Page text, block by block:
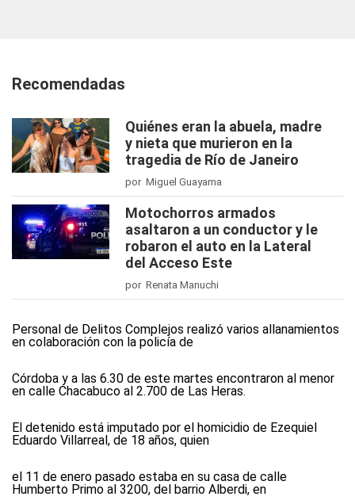
Recomendadas
Quiénes eran la abuela, madre
y nieta que murieron en la
tragedia de Río de Janeiro
por Miguel Guayama
Motochorros armados
asaltaron a un conductor y le
robaron el auto en la Lateral
del Acceso Este
por Renata Manuchi
Personal de Delitos Complejos realizó varios allanamientos
en colaboración con la policía de
Córdoba y a las 6.30 de este martes encontraron al menor
en calle Chacabuco al 2.700 de Las Heras.
El detenido está imputado por el homicidio de Ezequiel
Eduardo Villarreal, de 18 años, quien
el 11 de enero pasado estaba en su casa de calle
Humberto Primo al 3200, del barrio Alberdi, en